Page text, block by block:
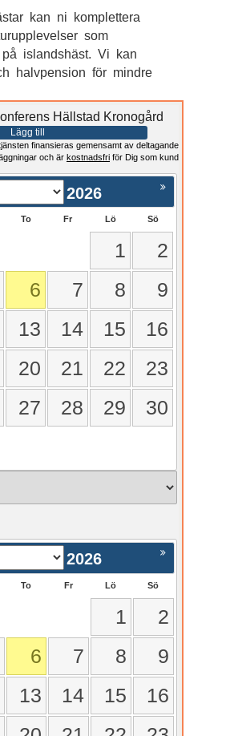
kan ni komplettera
som
islandshäst. Vi kan
halvpension för mindre
Hällstad Kronogård
Lägg till
finansieras gemensamt av deltagande
och är kostnadsfri för Dig som kund
2026
To Fr Lö Sö
1
2
6 7 8
9
13 14 15
16
20 21 22
23
27 28 29
30
Nästa >
2026
To Fr Lö Sö
1
2
6 7 8
9
13 14 15
16